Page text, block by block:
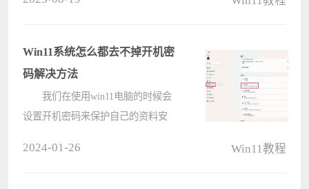
电脑进入休眠后竟然无法唤醒，但遇
到休????
Win11系统怎么都去不掉开机密
码解决方法
我们在使用win11电脑的时候会
设置开机密码来保护自己的资料安
2024-01-26 Win11教程